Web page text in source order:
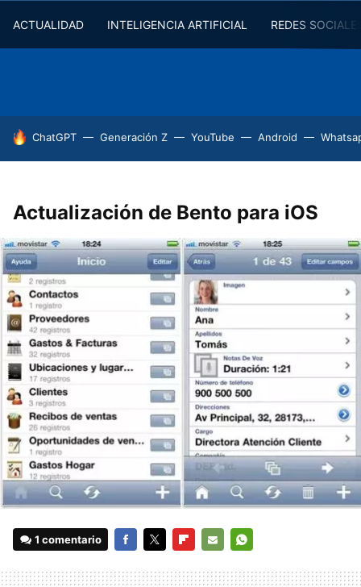
ACTUALIDAD INTELIGENCIA ARTIFICIAL REDES
HOY SE HABLA DE
ChatGPT Generación Z YouTube Android
Actualización de Bento para iOS
1 comentario